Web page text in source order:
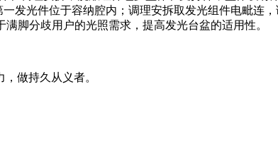
发光件位于容纳腔内；调理安拆取发光组件电毗连
脚分歧用户的光照需求，提高发光台盆的适用性。
做持久从义者。